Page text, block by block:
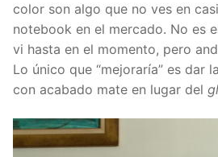
color son algo que no ves en
notebook en el mercado. No es
vi hasta en el momento, pero
Lo único que “mejoraría” es dar
con acabado mate en lugar del